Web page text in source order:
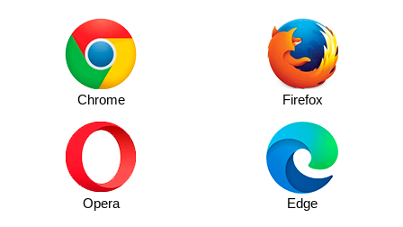
Chrome Firefox
Opera Edge